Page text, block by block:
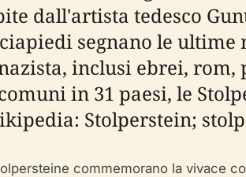
dall'artista tedesco
segnano le ultime
inclusi ebrei,
in 31 paesi, le
Stolperstein;
commemorano la vivace